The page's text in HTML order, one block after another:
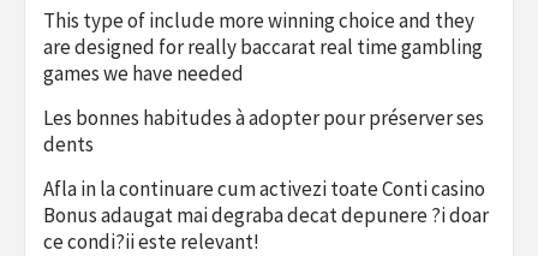
This type of include more winning choice and they
are designed for really baccarat real time gambling
games we have needed
Les bonnes habitudes à adopter pour préserver ses
dents
Afla in la continuare cum activezi toate Conti casino
Bonus adaugat mai degraba decat depunere ?i doar
ce condi?ii este relevant!